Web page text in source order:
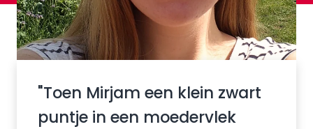
"Toen Mirjam een klein zwart
puntje in een moedervlek